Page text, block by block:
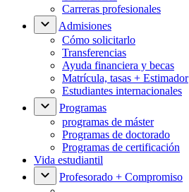
Carreras profesionales
Admisiones
Cómo solicitarlo
Transferencias
Ayuda financiera y becas
Matrícula, tasas + Estimador
Estudiantes internacionales
Programas
programas de máster
Programas de doctorado
Programas de certificación
Vida estudiantil
Profesorado + Compromiso